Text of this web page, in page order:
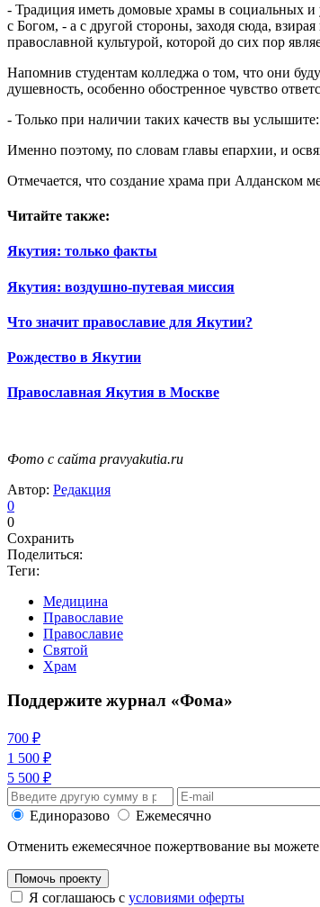
- Традиция иметь домовые храмы в социальных и
с Богом, - а с другой стороны, заходя сюда,
православной культурой, которой до сих пор
Напомнив студентам колледжа о том, что они
душевность, особенно обостренное чувство
- Только при наличии таких качеств вы
Именно поэтому, по словам главы епархии, и
Отмечается, что создание храма при Алданском
Читайте также:
Якутия: только факты
Якутия: воздушно-путевая миссия
Что значит православие для Якутии?
Рождество в Якутии
Православная Якутия в Москве
Фото с сайта pravyakutia.ru
Автор: Редакция
0
0
Сохранить
Поделиться:
Теги:
Медицина
Православие
Православие
Святой
Храм
Поддержите журнал «Фома»
700 ₽
1 500 ₽
5 500 ₽
Единоразово
Ежемесячно
Отменить ежемесячное пожертвование вы
Помочь проекту
Я соглашаюсь с условиями оферты